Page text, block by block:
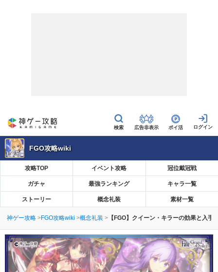
広告非表示 ポイ活
FGO攻略wiki
攻略TOP イベント攻略 冠位戴冠戦
ガチャ 最強ランキング キャラ一覧
ストーリー 概念礼装 素材一覧
神ゲー攻略 FGO攻略wiki 概念礼装 【FGO】クイーン・キラーの効果と入手